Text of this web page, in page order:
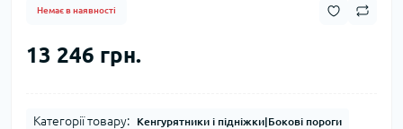
Немає в наявності
13 246 грн.
Категорії товару: Кенгурятники і підніжки|Бокові пороги